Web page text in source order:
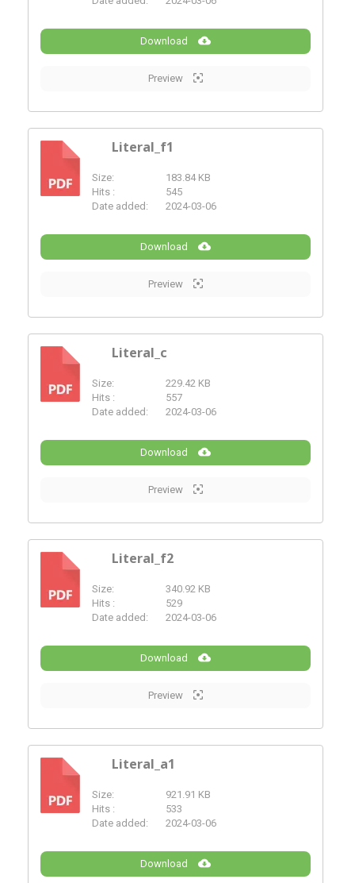
Download
Preview
PDF
Literal_f1
Size:
183.84 KB
Hits :
545
Date added:
2024-03-06
Download
Preview
PDF
Literal_c
Size:
229.42 KB
Hits :
557
Date added:
2024-03-06
Download
Preview
PDF
Literal_f2
Size:
340.92 KB
Hits :
529
Date added:
2024-03-06
Download
Preview
PDF
Literal_a1
Size:
921.91 KB
Hits :
533
Date added:
2024-03-06
Download